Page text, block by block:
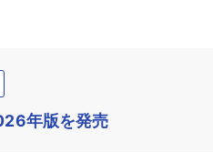
年版を発売